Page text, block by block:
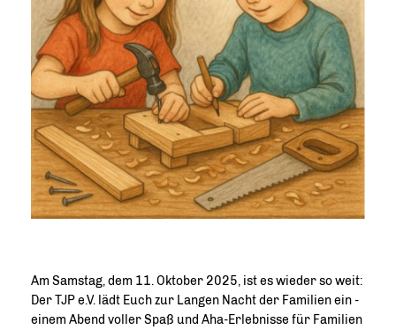
Am Samstag, dem 11. Oktober 2025, ist es wieder so weit:
Der TJP e.V. lädt Euch zur Langen Nacht der Familien ein -
einem Abend voller Spaß und Aha-Erlebnisse für Familien